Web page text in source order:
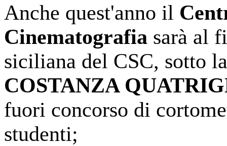
Anche quest'anno il
Cinematografia sarà al
siciliana del CSC, sotto
COSTANZA
fuori concorso di
studenti;